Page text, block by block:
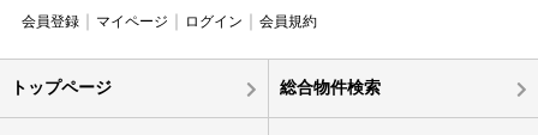
会員登録 マイページ ログイン 会員規約
トップページ 総合物件検索